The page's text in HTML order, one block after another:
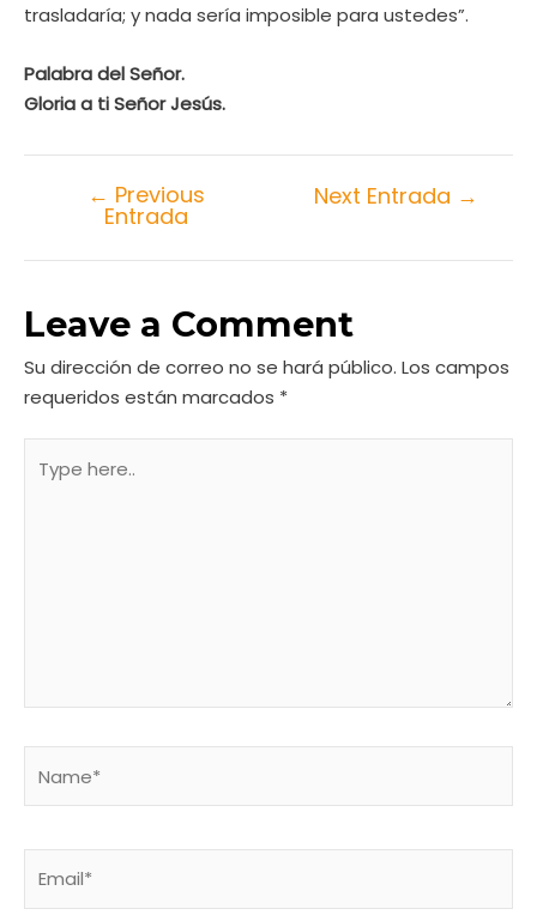
trasladaría; y nada sería imposible para ustedes”.
Palabra del Señor.
Gloria a ti Señor Jesús.
← Previous
Entrada
Next Entrada →
Leave a Comment
Su dirección de correo no se hará público. Los campos
requeridos están marcados *
here..